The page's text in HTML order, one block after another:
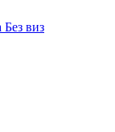
Без виз